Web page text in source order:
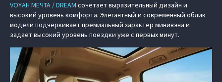
VOYAH МЕЧТА / DREAM сочетает выразительный дизайн и
высокий уровень комфорта. Элегантный и современный облик
модели подчеркивает премиальный характер минивэна и
задает высокий уровень поездки уже с первых минут.